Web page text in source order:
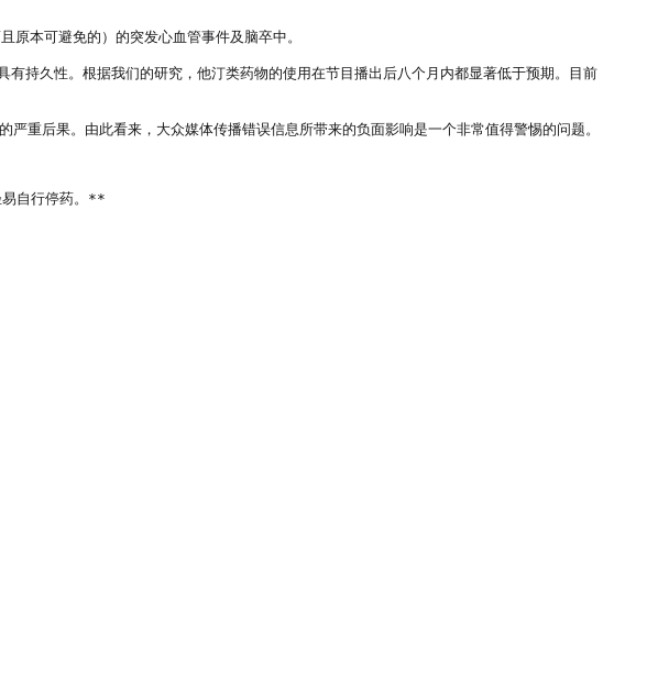
本可避免的）的突发心血管事件及脑卒中。
久性。根据我们的研究，他汀类药物的使用在节目播出后八个月内都显著低于预期。目前
重后果。由此看来，大众媒体传播错误信息所带来的负面影响是一个非常值得警惕的问题。
易自行停药。**